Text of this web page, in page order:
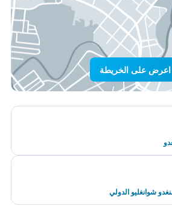
اعرض على الخريطة
شوانغليو الدولي